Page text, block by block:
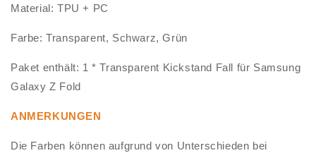
Material: TPU + PC
Farbe: Transparent, Schwarz, Grün
Paket enthält: 1 * Transparent Kickstand Fall für Samsung
Galaxy Z Fold
ANMERKUNGEN
Die Farben können aufgrund von Unterschieden bei